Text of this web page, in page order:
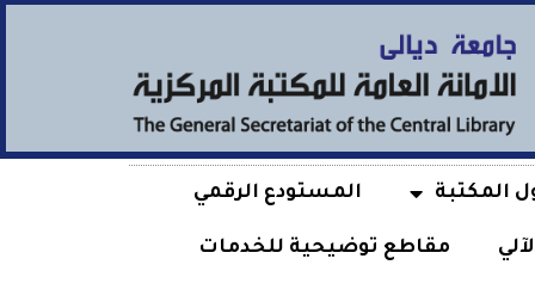
المكتبة المستودع الرقمي
مقاطع توضيحية للخدمات